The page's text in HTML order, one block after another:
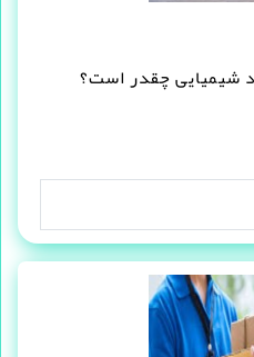
شیمیایی چقدر است؟